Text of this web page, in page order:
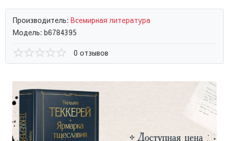
Производитель: Всемирная литература
Модель: b6784395
0 отзывов